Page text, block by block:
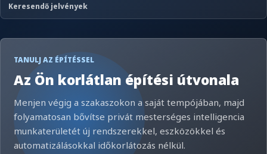
Keresendő jelvények
TANULJ AZ ÉPÍTÉSSEL
Az Ön korlátlan építési útvonala
Menjen végig a szakaszokon a saját tempójában, majd
folyamatosan bővítse privát mesterséges intelligencia
munkaterületét új rendszerekkel, eszközökkel és
automatizálásokkal időkorlátozás nélkül.